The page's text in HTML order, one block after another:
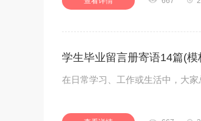
学生毕业留言册寄语14篇(模
在日常学习、工作或生活中，大